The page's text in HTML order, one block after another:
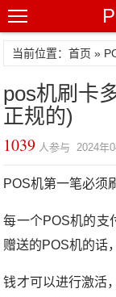
当前位置：首页 »
pos机刷卡
正规的)
1039 人参与 2024年
POS机第一笔必须
每一个POS机的支
赠送的POS机的话
钱才可以进行激活